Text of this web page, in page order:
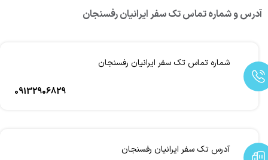
آدرس و شماره تماس تک سفر ایرانیان رفسنجان
شماره تماس تک سفر ایرانیان رفسنجان
09132906829
آدرس تک سفر ایرانیان رفسنجان